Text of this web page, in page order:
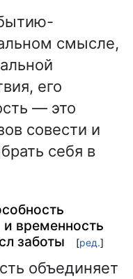
смысле,
его
— это
совести и
себя в
временность
заботы
[ред.]
объединяет